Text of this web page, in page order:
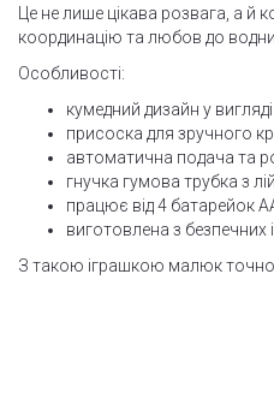
Це не лише цікава розвага, а й
координацію та любов до
Особливості:
кумедний дизайн у
присоска для зручного
автоматична подача та
гнучка гумова трубка з
працює від 4 батарейок
виготовлена з безпечних і
З такою іграшкою малюк точно